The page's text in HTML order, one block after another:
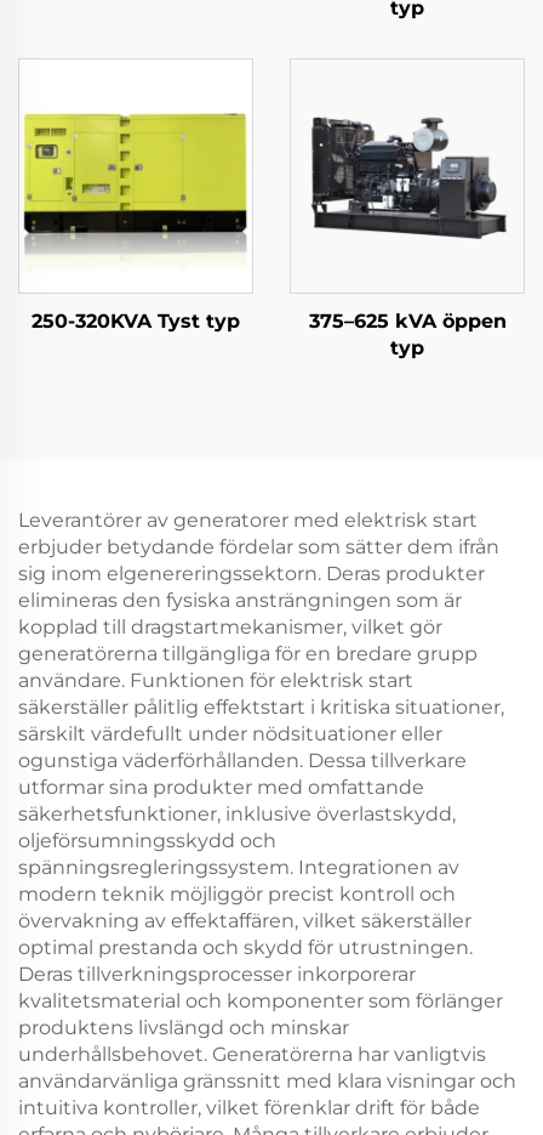
typ
250-320KVA Tyst typ
375–625 kVA öppen
typ
Leverantörer av generatorer med elektrisk start
erbjuder betydande fördelar som sätter dem ifrån
sig inom elgenereringssektorn. Deras produkter
elimineras den fysiska ansträngningen som är
kopplad till dragstartmekanismer, vilket gör
generatörerna tillgängliga för en bredare grupp
användare. Funktionen för elektrisk start
säkerställer pålitlig effektstart i kritiska situationer,
särskilt värdefullt under nödsituationer eller
ogunstiga väderförhållanden. Dessa tillverkare
utformar sina produkter med omfattande
säkerhetsfunktioner, inklusive överlastskydd,
oljeförsumningsskydd och
spänningsregleringssystem. Integrationen av
modern teknik möjliggör precist kontroll och
övervakning av effektaffären, vilket säkerställer
optimal prestanda och skydd för utrustningen.
Deras tillverkningsprocesser inkorporerar
kvalitetsmaterial och komponenter som förlänger
produktens livslängd och minskar
underhållsbehovet. Generatörerna har vanligtvis
användarvänliga gränssnitt med klara visningar och
intuitiva kontroller, vilket förenklar drift för både